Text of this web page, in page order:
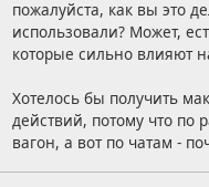
пожалуйста, как вы это
использовали? Может,
которые сильно влияют
Хотелось бы получить
действий, потому что по
вагон, а вот по чатам -